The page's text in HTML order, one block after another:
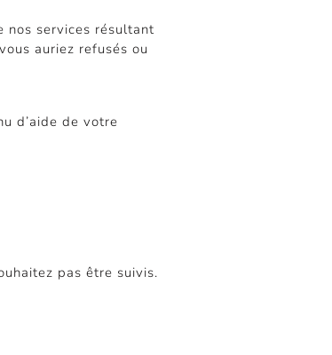
nos services résultant
auriez refusés ou
d’aide de votre
pas être suivis.